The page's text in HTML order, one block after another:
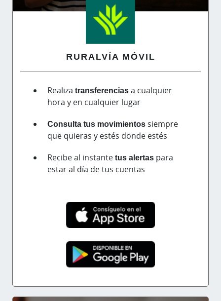
RURALVÍA MÓVIL
Realiza transferenciasa cualquier
hora y en cualquier lugar
Consulta tus movimientos siempre
que quieras y estés donde estés
Recibe al instantetus alertas para
estar al día de tus cuentas